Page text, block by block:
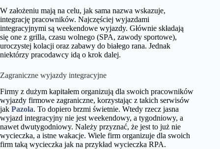
W założeniu mają na celu, jak sama nazwa wskazuje,
integrację pracowników. Najczęściej wyjazdami
integracyjnymi są weekendowe wyjazdy. Głównie składają
się one z grilla, czasu wolnego (SPA, zawody sportowe),
uroczystej kolacji oraz zabawy do białego rana. Jednak
niektórzy pracodawcy idą o krok dalej.
Zagraniczne wyjazdy integracyjne
Firmy z dużym kapitałem organizują dla swoich pracowników
wyjazdy firmowe zagraniczne, korzystając z takich serwisów
jak Pazola. To dopiero brzmi świetnie. Wtedy rzecz jasna
wyjazd integracyjny nie jest weekendowy, a tygodniowy, a
nawet dwutygodniowy. Należy przyznać, że jest to już nie
wycieczka, a istne wakacje. Wiele firm organizuje dla swoich
firm taką wycieczka jak na przykład wycieczka RPA.